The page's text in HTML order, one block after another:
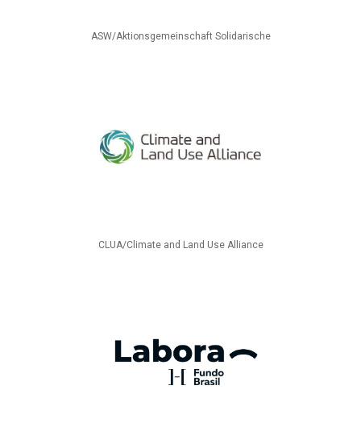
ASW/Aktionsgemeinschaft Solidarische
CLUA/Climate and Land Use Alliance